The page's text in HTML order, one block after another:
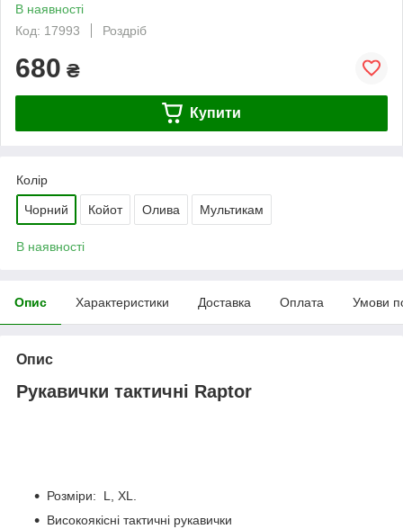
В наявності
Код: 17993
Роздріб
680 ₴
Купити
Колір
Чорний Койот Олива Мультикам
В наявності
Опис Характеристики Доставка Оплата Умови
Опис
Рукавички тактичні Raptor
Розміри: L, XL.
Високоякісні тактичні рукавички